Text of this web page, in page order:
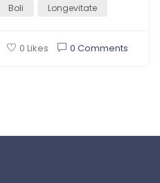
Boli Longevitate
0 Likes 0 Comments